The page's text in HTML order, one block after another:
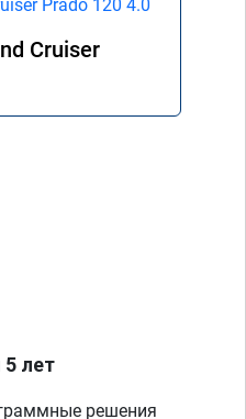
Cruiser
5 лет
решения